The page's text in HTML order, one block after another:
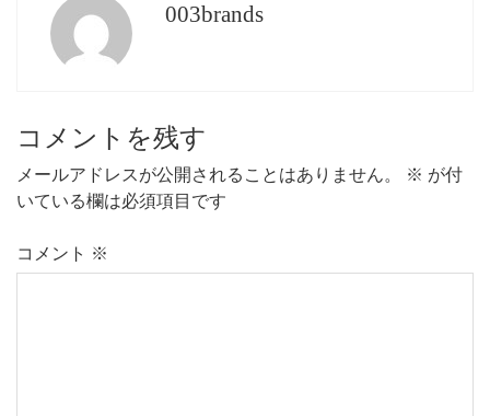
003brands
コメントを残す
メールアドレスが公開されることはありません。 ※ が付
いている欄は必須項目です
コメント ※